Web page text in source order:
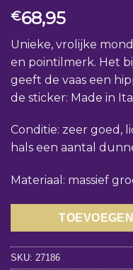
€68,95
Unieke, vrolijke
en pointilmerk. Het
geeft de vaas een
de sticker: Made in
Conditie: zeer goed,
hals een aantal
Materiaal: massief
SKU: 27186